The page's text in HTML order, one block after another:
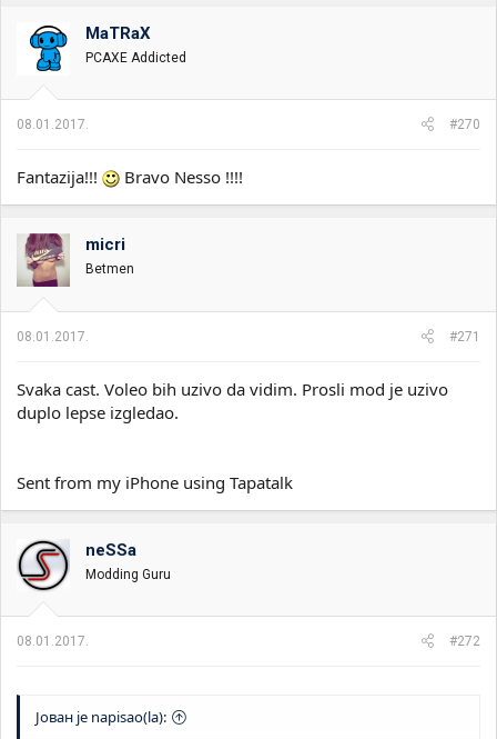
MaTRaX
PCAXE Addicted
08.01.2017. #270
Fantazija!!! Bravo Nesso !!!!
micri
Betmen
08.01.2017. #271
Svaka cast. Voleo bih uzivo da vidim. Prosli mod je uzivo
duplo lepse izgledao.
Sent from my iPhone using Tapatalk
neSSa
Modding Guru
08.01.2017. #272
Јован je napisao(la):